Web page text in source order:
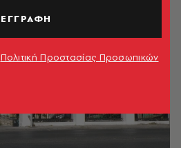
ΕΓΓΡΑΦΗ
Πολιτική Προστασίας Προσωπικών